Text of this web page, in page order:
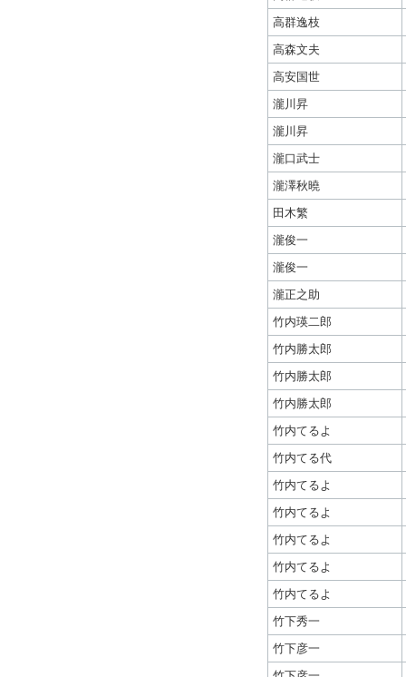
高群逸枝
高森文夫
高安国世
瀧川昇
瀧川昇
瀧口武士
瀧澤秋曉
田木繁
瀧俊一
瀧俊一
瀧正之助
竹内瑛二郎
竹内勝太郎
竹内勝太郎
竹内勝太郎
竹内てるよ
竹内てる代
竹内てるよ
竹内てるよ
竹内てるよ
竹内てるよ
竹内てるよ
竹下秀一
竹下彦一